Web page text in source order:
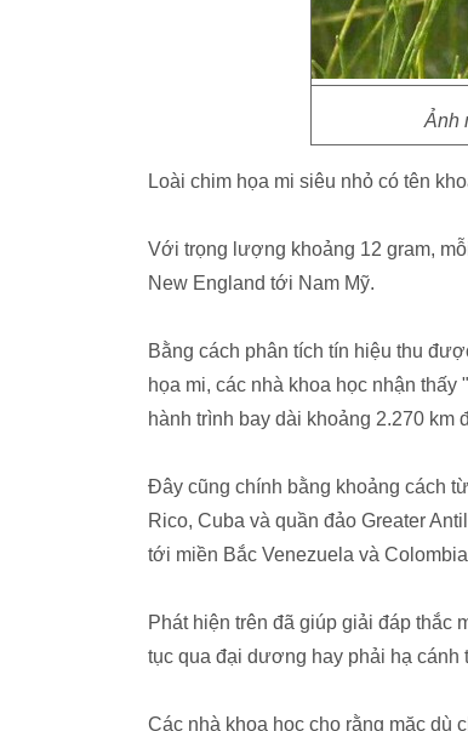
Ảnh
Loài chim họa mi siêu nhỏ có tên
Với trọng lượng khoảng 12 gram,
New England tới Nam Mỹ.
Bằng cách phân tích tín hiệu thu
họa mi, các nhà khoa học nhận
hành trình bay dài khoảng 2.270 km
Đây cũng chính bằng khoảng cách
Rico, Cuba và quần đảo Greater
tới miền Bắc Venezuela và
Phát hiện trên đã giúp giải đáp thắc
tục qua đại dương hay phải hạ
Các nhà khoa học cho rằng mặc dù